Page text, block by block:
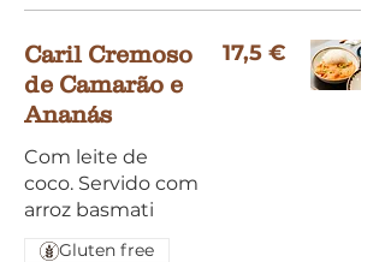
Caril Cremoso
de Camarão e
Ananás
Com leite de
coco. Servido com
arroz basmati
17,5 €
Gluten free